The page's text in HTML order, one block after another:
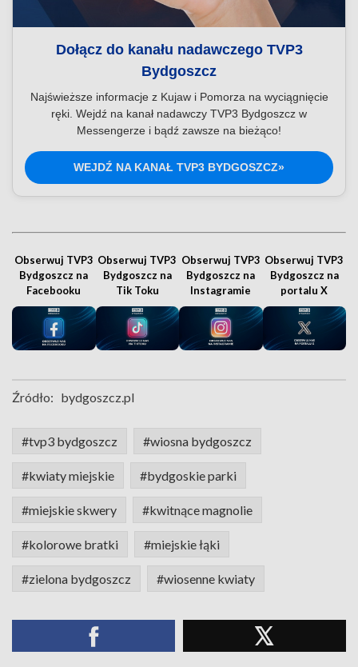
Dołącz do kanału nadawczego TVP3
Bydgoszcz
Najświeższe informacje z Kujaw i Pomorza na wyciągnięcie
ręki. Wejdź na kanał nadawczy TVP3 Bydgoszcz w
Messengerze i bądź zawsze na bieżąco!
WEJDŹ NA KANAŁ TVP3 BYDGOSZCZ»
Obserwuj TVP3
Bydgoszcz na
Facebooku
Obserwuj TVP3
Bydgoszcz na
Tik Toku
Obserwuj TVP3
Bydgoszcz na
Instagramie
Obserwuj TVP3
Bydgoszcz na
portalu X
Źródło: bydgoszcz.pl
#tvp3 bydgoszcz #wiosna bydgoszcz
#kwiaty miejskie #bydgoskie parki
#miejskie skwery #kwitnące magnolie
#kolorowe bratki #miejskie łąki
#zielona bydgoszcz #wiosenne kwiaty